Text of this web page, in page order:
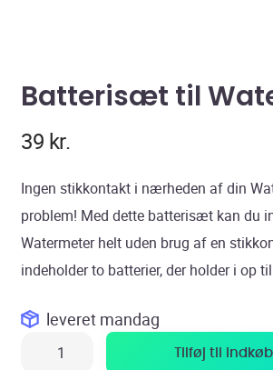
Batterisæt til
39 kr.
Ingen stikkontakt i nærheden af din
problem! Med dette batterisæt kan du
Watermeter helt uden brug af en
indeholder to batterier, der holder i op
leveret mandag
Tilføj til